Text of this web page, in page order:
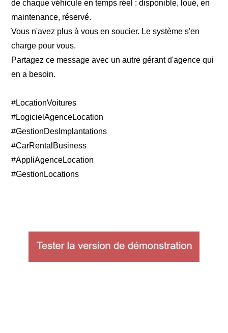
de chaque véhicule en temps réel : disponible, loué, en
maintenance, réservé.
Vous n'avez plus à vous en soucier. Le système s'en
charge pour vous.
Partagez ce message avec un autre gérant d'agence qui
en a besoin.
#LocationVoitures
#LogicielAgenceLocation
#GestionDesImplantations
#CarRentalBusiness
#AppliAgenceLocation
#GestionLocations